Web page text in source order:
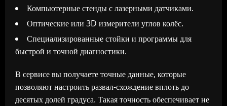
Компьютерные стенды с лазерными датчиками.
Оптические или 3D измерители углов колёс.
Специализированные стойки и программы для
быстрой и точной диагностики.
В сервисе вы получаете точные данные, которые
позволяют настроить развал-схождение вплоть до
десятых долей градуса. Такая точность обеспечивает не